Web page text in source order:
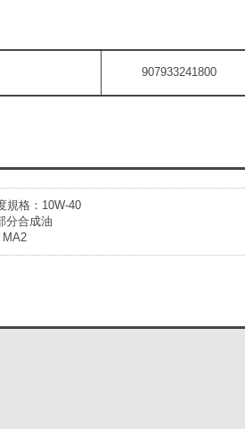
907933241800
規格：10W-40
分合成油
MA2